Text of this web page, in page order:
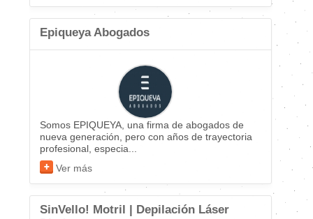
Epiqueya Abogados
Somos EPIQUEYA, una firma de abogados de
nueva generación, pero con años de trayectoria
profesional, especia...
Ver más
SinVello! Motril | Depilación Láser